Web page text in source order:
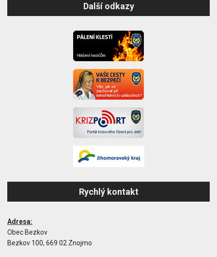
Další odkazy
Rychlý kontakt
Adresa:
Obec Bezkov
Bezkov 100, 669 02 Znojmo